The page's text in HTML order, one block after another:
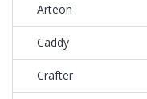
Arteon
Caddy
Crafter